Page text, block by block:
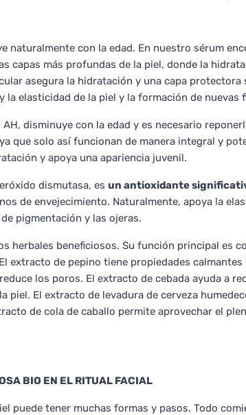
naturalmente con la edad. En nuestro sérum
capas más profundas de la piel, donde la
asegura la hidratación y una capa protectora
la elasticidad de la piel y la formación de nuevas
AH, disminuye con la edad y es necesario
que solo así funcionan de manera integral y
y apoya una apariencia juvenil.
dismutasa, es un antioxidante
de envejecimiento. Naturalmente, apoya la
pigmentación y las ojeras.
herbales beneficiosos. Su función principal es
El extracto de pepino tiene propiedades
los poros. El extracto de cebada ayuda a
piel. El extracto de levadura de cerveza
de cola de caballo permite aprovechar el
BIO EN EL RITUAL FACIAL
puede tener muchas formas y pasos. Todo